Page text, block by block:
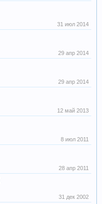
31 июл 2014
29 апр 2014
29 апр 2014
12 май 2013
8 июл 2011
28 апр 2011
31 дек 2002